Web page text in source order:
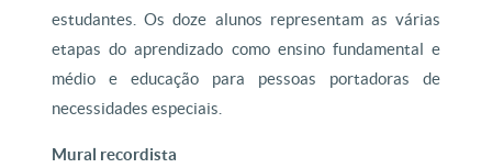
estudantes. Os doze alunos representam as várias
etapas do aprendizado como ensino fundamental e
médio e educação para pessoas portadoras de
necessidades especiais.
Mural recordista